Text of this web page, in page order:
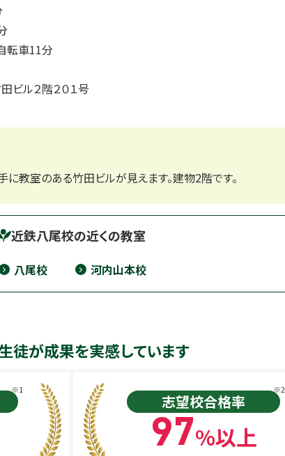
転車11分
ビル２階２０１号
教室のある竹田ビルが見えます。建物2階です。
近鉄八尾校の近くの教室
八尾校 河内山本校
徒が成果を実感しています
※1
志望校合格率
※2
97%以上